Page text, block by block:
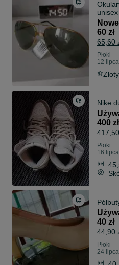
Nowe
60 zł
65,60
Płoki
12
Złoty
Nike
400 zł
Płoki
16
40 zł
44,90
Płoki
24